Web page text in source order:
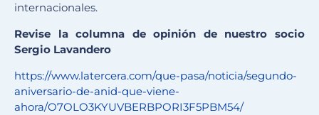
internacionales.
Revise la columna de opinión de nuestro socio
Sergio Lavandero
https://www.latercera.com/que-pasa/noticia/segundo-
aniversario-de-anid-que-viene-
ahora/O7OLO3KYUVBERBPORI3F5PBM54/